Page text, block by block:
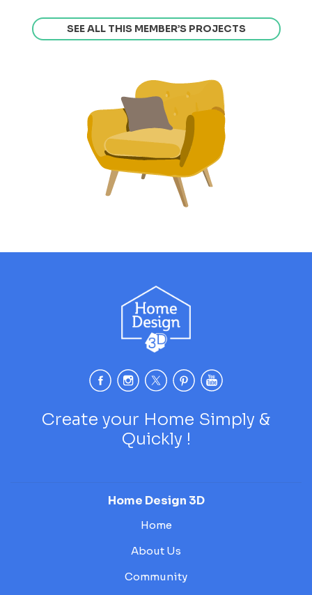
SEE ALL THIS MEMBER’S PROJECTS
Create your Home Simply &
Quickly !
Home Design 3D
Home
About Us
Community